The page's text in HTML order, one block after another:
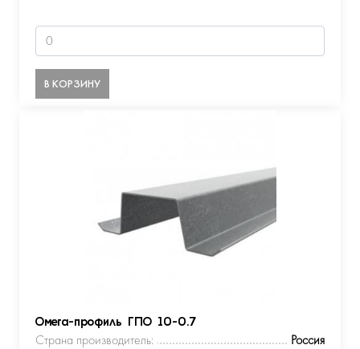
В КОРЗИНУ
Омега-профиль ГПО 10-0.7
Страна производитель:
Россия